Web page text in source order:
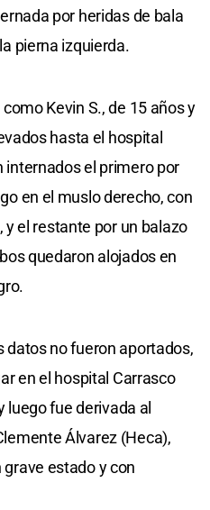
por heridas de bala
pierna izquierda.
Kevin S., de 15 años y
hasta el hospital
internados el primero por
en el muslo derecho, con
el restante por un balazo
quedaron alojados en
datos no fueron aportados,
en el hospital Carrasco
luego fue derivada al
Álvarez (Heca),
estado y con